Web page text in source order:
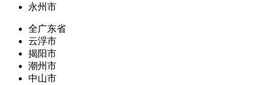
永州市
全广东省
云浮市
揭阳市
潮州市
中山市